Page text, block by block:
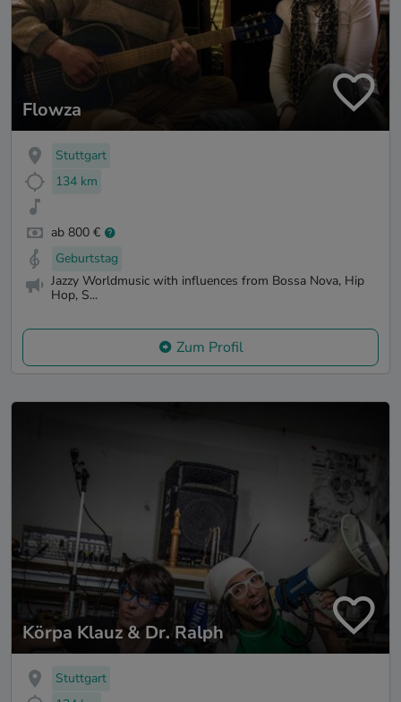
Flowza
Stuttgart
134 km
ab 800 €
Geburtstag
Jazzy Worldmusic with influences from Bossa Nova, Hip
Hop, S...
Zum Profil
Körpa Klauz & Dr. Ralph
Stuttgart